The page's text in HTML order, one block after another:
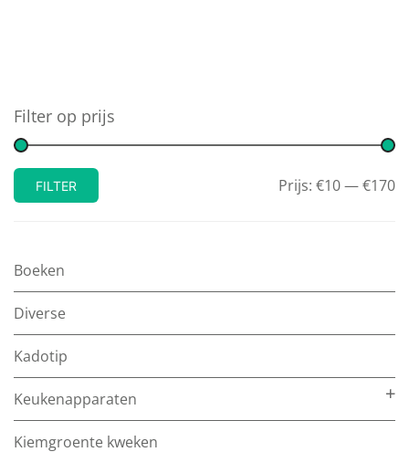
Filter op prijs
FILTER Prijs: €10—€170
Boeken
Diverse
Kadotip
Keukenapparaten
Kiemgroente kweken